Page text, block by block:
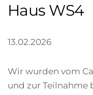
Haus WS4
13.02.2026
Wir wurden vom
und zur Teilnahme